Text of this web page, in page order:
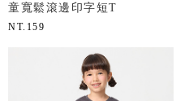
童寬鬆滾邊印字短T
NT. 159